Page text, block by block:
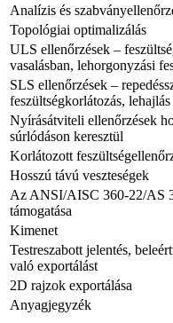
Analízis és
Topológiai optimalizálás
ULS ellenőrzések –
vasalásban, lehorgonyzási
SLS ellenőrzések –
feszültségkorlátozás, lehajlás
Nyírásátviteli ellenőrzések
súrlódáson keresztül
Korlátozott
Hosszú távú veszteségek
Az ANSI/AISC 360-22/AS
támogatása
Kimenet
Testreszabott jelentés,
való exportálást
2D rajzok exportálása
Anyagjegyzék